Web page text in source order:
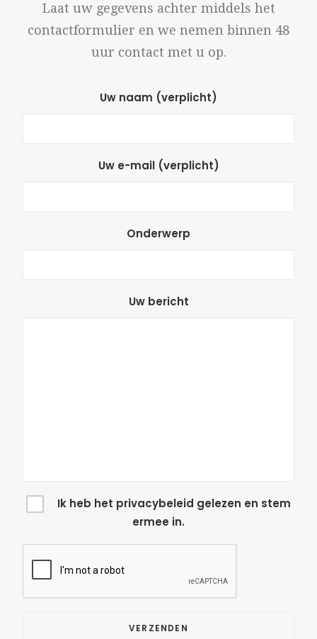
Laat uw gegevens achter middels het
contactformulier en we nemen binnen 48
uur contact met u op.
Uw naam (verplicht)
Uw e-mail (verplicht)
Onderwerp
Uw bericht
Ik heb het privacybeleid gelezen en stem
ermee in.